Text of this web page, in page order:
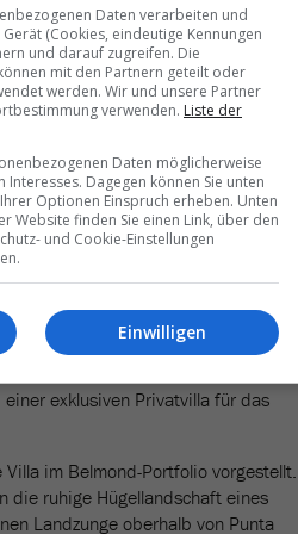
worden, wobei eine ruhige und
Zug verfügt über insgesamt 18
sowohl hohen Komfort als auch
zur Entspannung, sodass die
für ein komplettes 3-Nächte-
auch geführte Ausflüge beinhaltet.
sich in einer mehrjährigen
der Renovierung, die das
Dior-Spa umfasst. Zur gleichen Zeit
exklusiven Privatvilla für das
im Belmond-Portfolio vorgestellt.
die ruhige Hügellandschaft eines
Landzunge oberhalb von Punta
Daten verarbeiten und
(Cookies, eindeutige Kennungen
und darauf zugreifen. Die
mit den Partnern geteilt oder
werden. Wir und unsere Partner
verwenden. Liste der
Daten möglicherweise
Dagegen können Sie unten
Optionen Einspruch erheben. Unten
Website finden Sie einen Link, über den
und Cookie-Einstellungen
Einwilligen